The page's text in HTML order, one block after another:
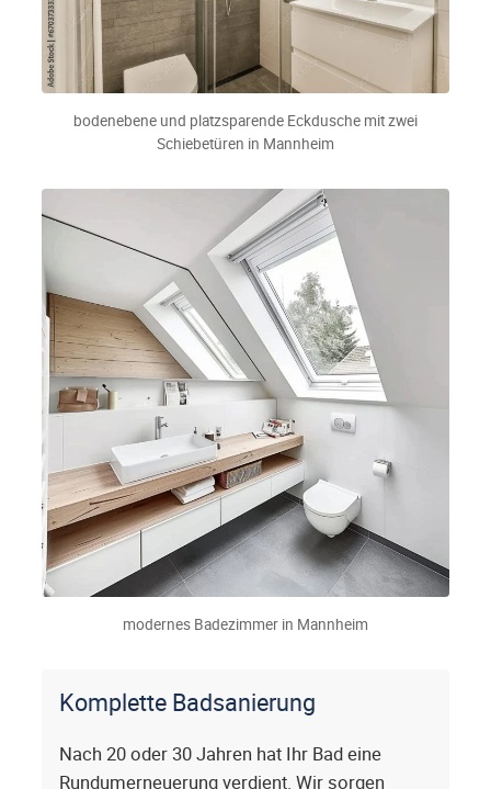
bodenebene und platzsparende Eckdusche mit zwei
Schiebetüren in Mannheim
modernes Badezimmer in Mannheim
Komplette Badsanierung
Nach 20 oder 30 Jahren hat Ihr Bad eine
Rundumerneuerung verdient. Wir sorgen